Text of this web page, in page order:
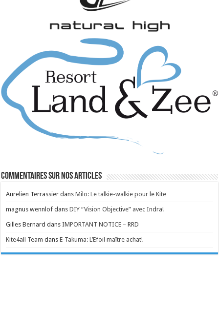
Commentaires sur nos articles
Aurelien Terrassier dansMilo: Le talkie-walkie pour le Kite
magnus wennlof dansDIY “Vision Objective” avec Indra!
Gilles Bernard dansIMPORTANT NOTICE – RRD
Kite4all Team dansE-Takuma: L’Efoil maître achat!